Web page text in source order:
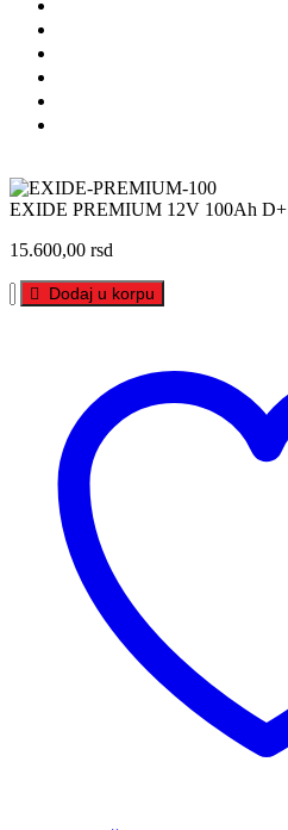
EXIDE PREMIUM 12V 100Ah D+
15.600,00 rsd
EXIDE
PREMIUM
Dodaj u korpu